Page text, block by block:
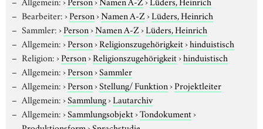
Bearbeiter:›Person›Namen A-Z›Lüders, Heinrich
Sammler:›Person›Namen A-Z›Lüders, Heinrich
Allgemein:›Person›Religionszugehörigkeit›hinduistisch
Religion:›Person›Religionszugehörigkeit›hinduistisch
Allgemein:›Person›Sammler
Allgemein:›Person›Stellung/ Funktion›Projektleiter
Allgemein:›Sammlung›Lautarchiv
Allgemein:›Sammlungsobjekt›Tondokument›